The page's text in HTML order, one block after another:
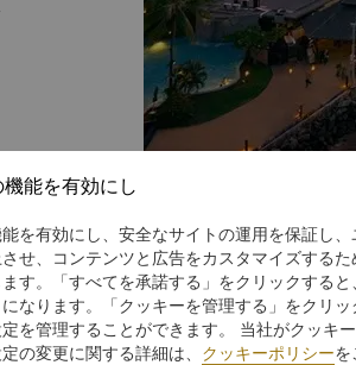
能を有効にし
を有効にし、安全なサイトの運用を保証し、
せ、コンテンツと広告をカスタマイズするた
す。「すべてを承諾する」をクリックする
なります。「クッキーを管理する」をクリ
を管理することができます。 当社がクッキ
の変更に関する詳細は、 クッキーポリシーを